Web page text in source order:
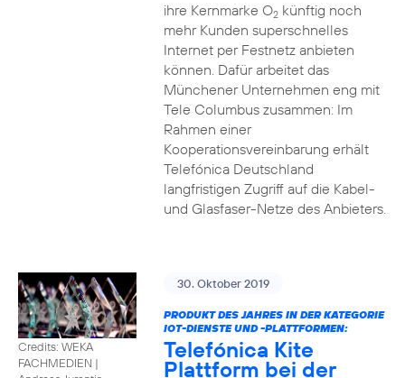
ihre Kernmarke O2künftig noch
mehr Kunden superschnelles
Internet per Festnetz anbieten
können. Dafür arbeitet das
Münchener Unternehmen eng mit
Tele Columbus zusammen: Im
Rahmen einer
Kooperationsvereinbarung erhält
Telefónica Deutschland
langfristigen Zugriff auf die Kabel-
und Glasfaser-Netze des Anbieters.
Credits: WEKA
FACHMEDIEN |
30. Oktober 2019
PRODUKT DES JAHRES IN DER KATEGORIE
IOT-DIENSTE UND -PLATTFORMEN:
Telefónica Kite
Plattform bei der